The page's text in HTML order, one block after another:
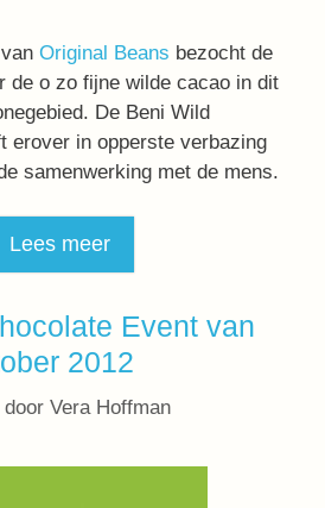
Original Beans bezocht de
de o zo fijne wilde cacao in dit
De Beni Wild
erover in opperste verbazing
samenwerking met de mens.
Lees meer
Event van
2012
door Vera Hoffman